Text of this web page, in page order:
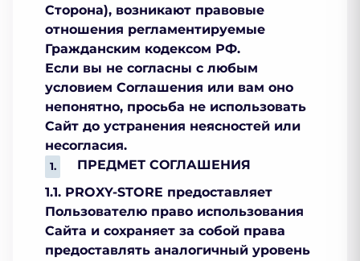
Сторона), возникают правовые
отношения регламентируемые
Гражданским кодексом РФ.
Если вы не согласны с любым
условием Соглашения или вам оно
непонятно, просьба не использовать
Сайт до устранения неясностей или
несогласия.
ПРЕДМЕТ СОГЛАШЕНИЯ
1.1. PROXY-STORE предоставляет
Пользователю право использования
Сайта и сохраняет за собой права
предоставлять аналогичный уровень